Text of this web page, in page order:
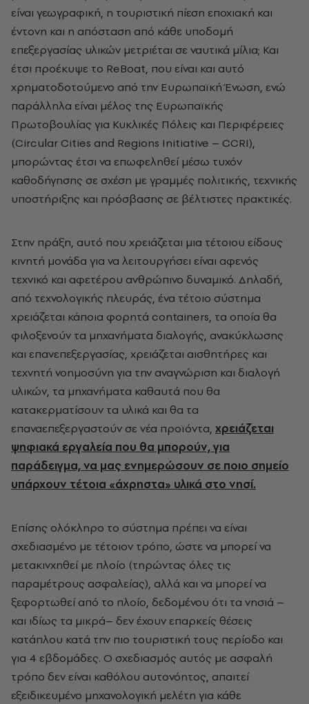
είναι γεωγραφική, η τουριστική πίεση εποχιακή και
έντονη και η απόσταση από κάθε υποδομή
επεξεργασίας υλικών μετριέται σε ναυτικά μίλια; Και
έτσι προέκυψε το ReBoat, που είναι και αυτό
χρηματοδοτούμενο από την Ευρωπαϊκή Ένωση, ενώ
παράλληλα είναι μέλος της Ευρωπαϊκής
Πρωτοβουλίας για Κυκλικές Πόλεις και Περιφέρειες
(Circular Cities and Regions Initiative – CCRI),
μπορώντας έτσι να επωφεληθεί μέσω τυχόν
καθοδήγησης σε σχέση με γραμμές πολιτικής, τεχνικής
υποστήριξης και πρόσβασης σε βέλτιστες πρακτικές.
Στην πράξη, αυτό που χρειάζεται μια τέτοιου είδους
κινητή μονάδα για να λειτουργήσει είναι αφενός
τεχνικό και αφετέρου ανθρώπινο δυναμικό. Δηλαδή,
από τεχνολογικής πλευράς, ένα τέτοιο σύστημα
χρειάζεται κάποια φορητά containers, τα οποία θα
φιλοξενούν τα μηχανήματα διαλογής, ανακύκλωσης
και επανεπεξεργασίας, χρειάζεται αισθητήρες και
τεχνητή νοημοσύνη για την αναγνώριση και διαλογή
υλικών, τα μηχανήματα καθαυτά που θα
κατακερματίσουν τα υλικά και θα τα
επαναεπεξεργαστούν σε νέα προϊόντα, χρειάζεται
ψηφιακά εργαλεία που θα μπορούν, για
παράδειγμα, να μας ενημερώσουν σε ποιο σημείο
υπάρχουν τέτοια «άχρηστα» υλικά στο νησί.
Επίσης ολόκληρο το σύστημα πρέπει να είναι
σχεδιασμένο με τέτοιον τρόπο, ώστε να μπορεί να
μετακινχηθεί με πλοίο (τηρώντας όλες τις
παραμέτρους ασφαλείας), αλλά και να μπορεί να
ξεφορτωθεί από το πλοίο, δεδομένου ότι τα νησιά –
και ιδίως τα μικρά– δεν έχουν επαρκείς θέσεις
κατάπλου κατά την πιο τουριστική τους περίοδο και
για 4 εβδομάδες. Ο σχεδιασμός αυτός με ασφαλή
τρόπο δεν είναι καθόλου αυτονόητος, απαιτεί
εξειδικευμένο μηχανολογική μελέτη για κάθε